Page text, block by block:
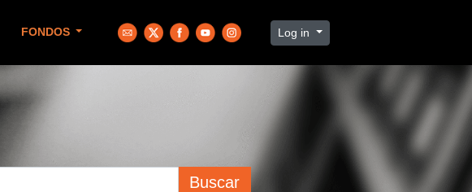
FONDOS Log in
Buscar